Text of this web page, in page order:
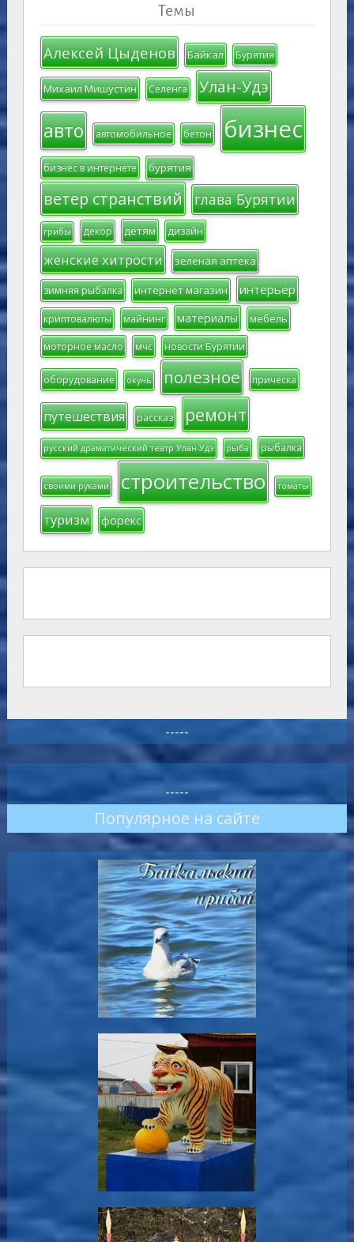
Темы
Алексей Цыденов Байкал Бурятия
Михаил Мишустин Селенга Улан-Удэ
авто автомобильное бетон бизнес
бизнес в интернете бурятия
ветер странствий глава Бурятии
грибы декор детям дизайн
женские хитрости зеленая аптека
зимняя рыбалка интернет магазин интерьер
криптовалюты майнинг материалы мебель
моторное масло мчс новости Бурятии
оборудование окунь полезное прическа
путешествия рассказ ремонт
русский драматический театр Улан-Удэ рыба рыбалка
своими руками строительство томаты
туризм форекс
-----
-----
Популярное на сайте